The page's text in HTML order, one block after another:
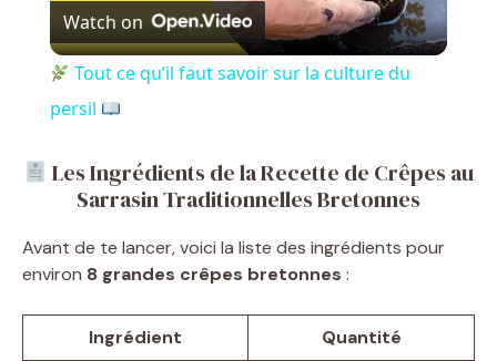
l
y
V
i
Watch on
Tout ce qu’il faut savoir sur la culture du
persil
Les Ingrédients de la Recette de Crêpes au
Sarrasin Traditionnelles Bretonnes
Avant de te lancer, voici la liste des ingrédients pour
environ 8 grandes crêpes bretonnes :
Ingrédient Quantité